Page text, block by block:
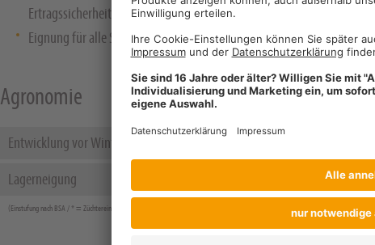
Ertragssicherheit unter allen Anbausituationen
Eignung für alle Saatzeiten
Agronomie
Entwicklung vor Winter
Lagerneigung
(Einstufung nach BSA / * = Züchtereinstufung) 9